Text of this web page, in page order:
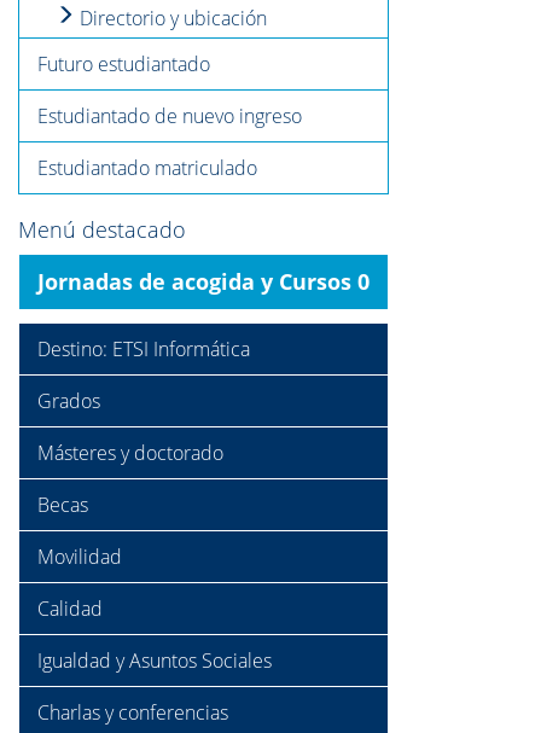
Directorio y ubicación
Futuro estudiantado
Estudiantado de nuevo ingreso
Estudiantado matriculado
Menú destacado
Jornadas de acogida y Cursos 0
Destino: ETSI Informática
Grados
Másteres y doctorado
Becas
Movilidad
Calidad
Igualdad y Asuntos Sociales
Charlas y conferencias